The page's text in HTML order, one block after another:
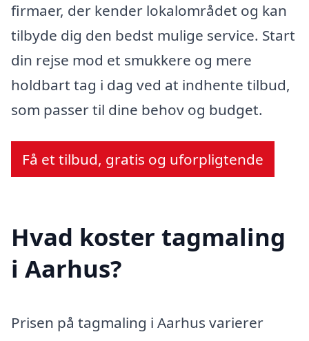
firmaer, der kender lokalområdet og kan
tilbyde dig den bedst mulige service. Start
din rejse mod et smukkere og mere
holdbart tag i dag ved at indhente tilbud,
som passer til dine behov og budget.
Få et tilbud, gratis og uforpligtende
Hvad koster tagmaling
i Aarhus?
Prisen på tagmaling i Aarhus varierer